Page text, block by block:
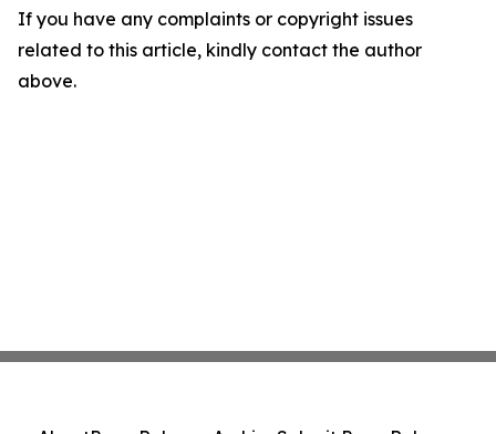
If you have any complaints or copyright issues
related to this article, kindly contact the author
above.